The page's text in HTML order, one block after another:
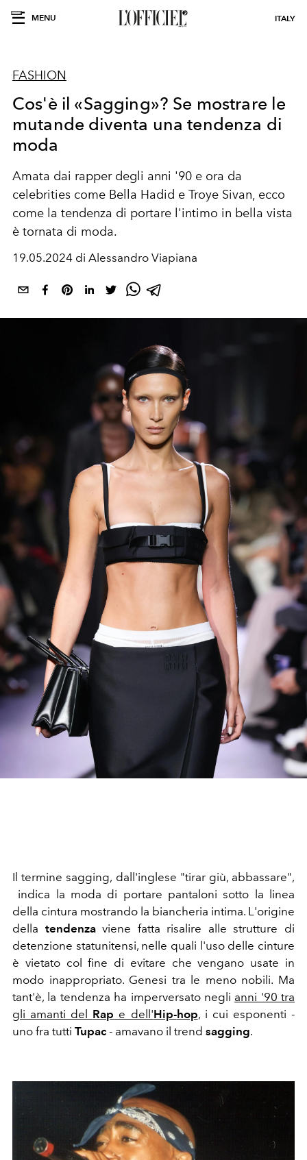
MENU ITALY
FASHION
Cos'è il «Sagging»? Se mostrare le
mutande diventa una tendenza di
moda
Amata dai rapper degli anni '90 e ora da
celebrities come Bella Hadid e Troye Sivan, ecco
come la tendenza di portare l'intimo in bella vista
è tornata di moda.
19.05.2024 di Alessandro Viapiana
Il termine sagging, dall'inglese "tirar giù, abbassare",
indica la moda di portare pantaloni sotto la linea
della cintura mostrando la biancheria intima. L'origine
della tendenzaviene fatta risalire alle strutture di
detenzione statunitensi, nelle quali l'uso delle cinture
è vietato col fine di evitare che vengano usate in
modo inappropriato. Genesi tra le meno nobili. Ma
tant'è, la tendenza ha imperversato negli anni '90 tra
gli amanti del Rap e dell'Hip-hop, i cui esponenti -
uno fra tutti Tupac - amavano il trend sagging.